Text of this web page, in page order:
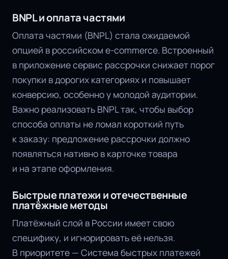
BNPL и оплата частями
Оплата частями (BNPL) стала ожидаемой
опцией в российском e-commerce. Встроенный
в приложение сервис рассрочки снижает порог
покупки в дорогих категориях и повышает
конверсию, особенно у молодой аудитории.
Важно реализовать BNPL так, чтобы выбор
способа оплаты не ломал короткий путь
к заказу: предложение рассрочки должно
появляться нативно в карточке товара
и на этапе оформления.
Быстрые платежи и отечественные
платёжные методы
Платёжный слой в России имеет свою
специфику, и игнорировать её нельзя.
В приоритете — Система быстрых платежей